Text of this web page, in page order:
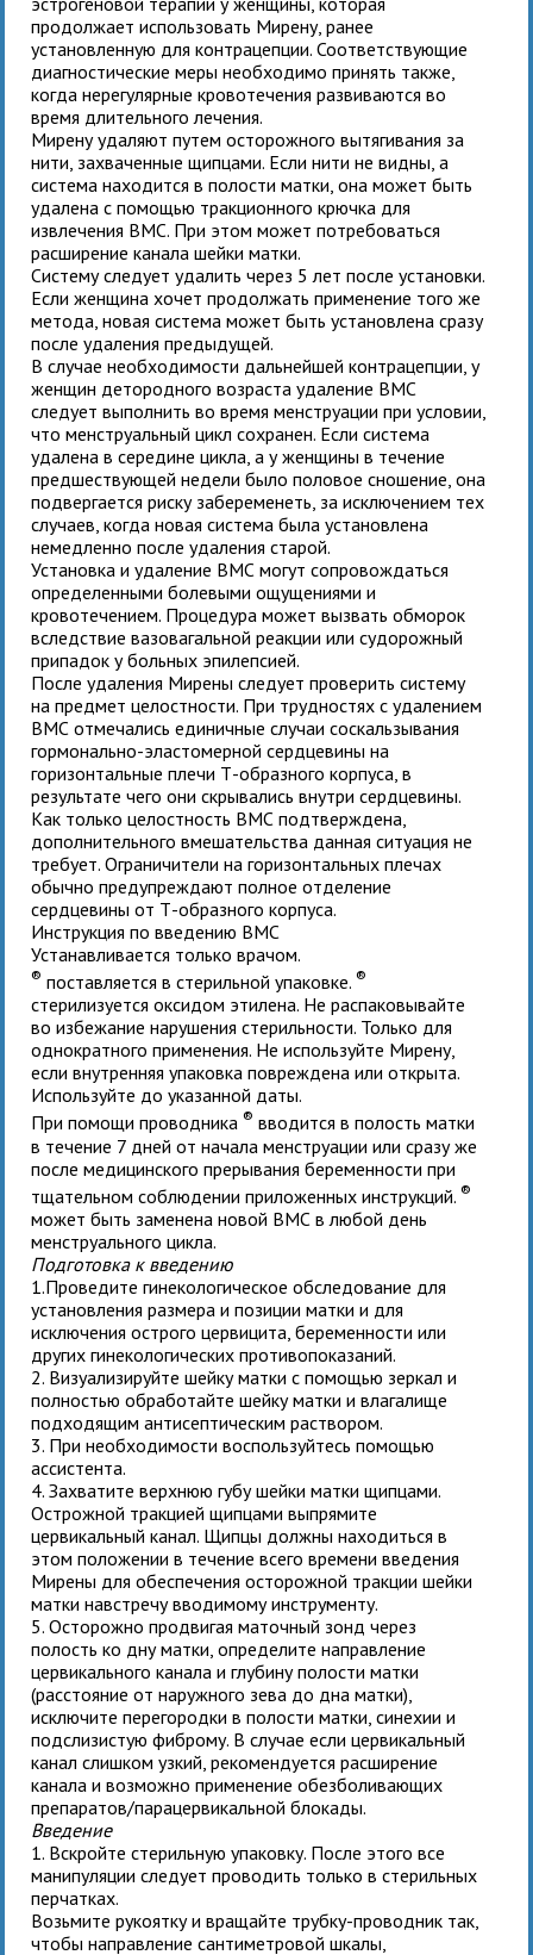
продолжает использовать Мирену, ранее
установленную для контрацепции. Соответствующие
диагностические меры необходимо принять также,
когда нерегулярные кровотечения развиваются во
время длительного лечения.
Миренуудаляют путем осторожного вытягивания за
нити, захваченные щипцами. Если нити не видны, а
система находится в полости матки, она может быть
удалена с помощью тракционного крючка для
извлечения ВМС. При этом может потребоваться
расширение канала шейки матки.
Систему следует удалить через 5 лет после установки.
Если женщина хочет продолжать применение того же
метода, новая система может быть установлена сразу
после удаления предыдущей.
В случае необходимости дальнейшей контрацепции, у
женщин детородного возраста удаление ВМС
следует выполнить во время менструации при условии,
что менструальный цикл сохранен. Если система
удалена в середине цикла, а у женщины в течение
предшествующей недели было половое сношение, она
подвергается риску забеременеть, за исключением тех
случаев, когда новая система была установлена
немедленно после удаления старой.
Установка и удаление ВМС могут сопровождаться
определенными болевыми ощущениями и
кровотечением. Процедура может вызвать обморок
вследствие вазовагальной реакции или судорожный
припадок у больных эпилепсией.
После удаления Мирены следует проверить систему
на предмет целостности. При трудностях с удалением
ВМС отмечались единичные случаи соскальзывания
гормонально-эластомерной сердцевины на
горизонтальные плечи Т-образного корпуса, в
результате чего они скрывались внутри сердцевины.
Как только целостность ВМС подтверждена,
дополнительного вмешательства данная ситуация не
требует. Ограничители на горизонтальных плечах
обычно предупреждают полное отделение
сердцевины от Т-образного корпуса.
Инструкция по введению ВМС
Устанавливается только врачом.
® поставляется в стерильной упаковке.®
стерилизуется оксидом этилена. Не распаковывайте
во избежание нарушения стерильности. Только для
однократного применения. Не используйте Мирену,
если внутренняя упаковка повреждена или открыта.
Используйте до указанной даты.
При помощи проводника® вводится в полость матки
в течение 7 дней от начала менструации или сразу же
после медицинского прерывания беременности при
тщательном соблюдении приложенных инструкций.®
может быть заменена новой ВМС в любой день
менструального цикла.
Подготовка к введению
1.Проведите гинекологическое обследование для
установления размера и позиции матки и для
исключения острого цервицита, беременности или
других гинекологических противопоказаний.
2. Визуализируйте шейку матки с помощью зеркал и
полностью обработайте шейку матки и влагалище
подходящим антисептическим раствором.
3. При необходимости воспользуйтесь помощью
ассистента.
4. Захватите верхнюю губу шейки матки щипцами.
Острожной тракцией щипцами выпрямите
цервикальный канал. Щипцы должны находиться в
этом положении в течение всего времени введения
Мирены для обеспечения осторожной тракции шейки
матки навстречу вводимому инструменту.
5. Осторожно продвигая маточный зонд через
полость ко дну матки, определите направление
цервикального канала и глубину полости матки
(расстояние от наружного зева до дна матки),
исключите перегородки в полости матки, синехии и
подслизистую фиброму. В случае если цервикальный
канал слишком узкий, рекомендуется расширение
канала и возможно применение обезболивающих
препаратов/парацервикальной блокады.
Введение
1. Вскройте стерильную упаковку. После этого все
манипуляции следует проводить только в стерильных
перчатках.
Возьмите рукоятку и вращайте трубку-проводник так,
чтобы направление сантиметровой шкалы,